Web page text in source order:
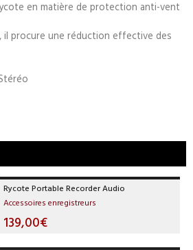
en matière de protection anti-vent
il procure une réduction effective des
Rycote Portable Recorder Audio
Accessoires enregistreurs
139,00€